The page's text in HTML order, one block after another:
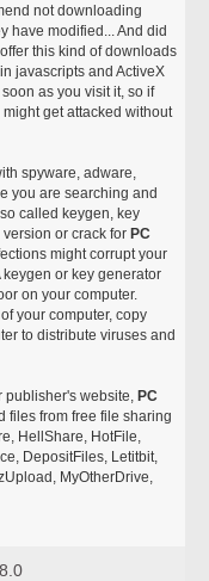
not downloading
have modified... And did
this kind of downloads
javascripts and ActiveX
as you visit it, so if
get attacked without
spyware, adware,
you are searching and
called keygen, key
or crack for PC
might corrupt your
or key generator
on your computer.
your computer, copy
to distribute viruses and
publisher's website, PC
files from free file sharing
HellShare, HotFile,
DepositFiles, Letitbit,
MyOtherDrive,